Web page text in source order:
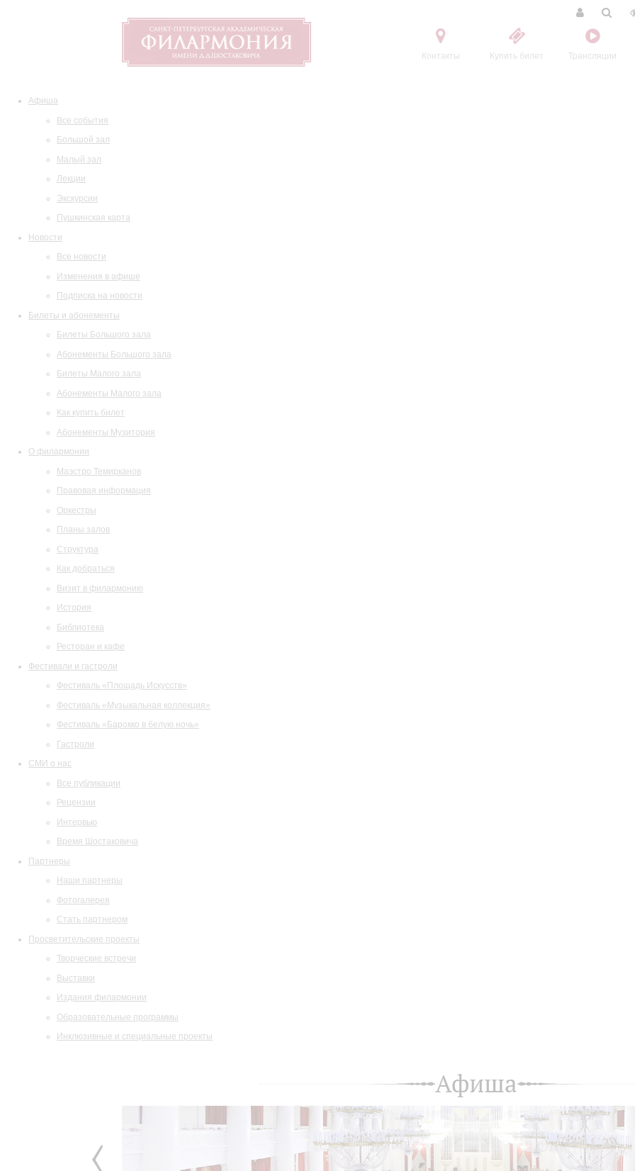
Контакты Купить билет Трансляции
Афиша
Все события
Большой зал
Малый зал
Лекции
Экскурсии
Пушкинская карта
Новости
Все новости
Изменения в афише
Подписка на новости
Билеты и абонементы
Билеты Большого зала
Абонементы Большого зала
Билеты Малого зала
Абонементы Малого зала
Как купить билет
Абонементы Музитория
О филармонии
Маэстро Темирканов
Правовая информация
Оркестры
Планы залов
Структура
Как добраться
Визит в филармонию
История
Библиотека
Ресторан и кафе
Фестивали и гастроли
Фестиваль «Площадь Искусств»
Фестиваль «Музыкальная коллекция»
Фестиваль «Барокко в белую ночь»
Гастроли
СМИ о нас
Все публикации
Рецензии
Интервью
Время Шостаковича
Партнеры
Наши партнеры
Фотогалерея
Стать партнером
Просветительские проекты
Творческие встречи
Выставки
Издания филармонии
Образовательные программы
Инклюзивные и специальные проекты
Афиша